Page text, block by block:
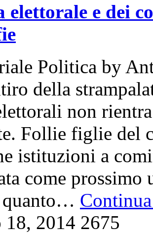
e dei
Politica by
della
non
Follie figlie del
istituzioni a
come
quanto…
18, 2014 2675